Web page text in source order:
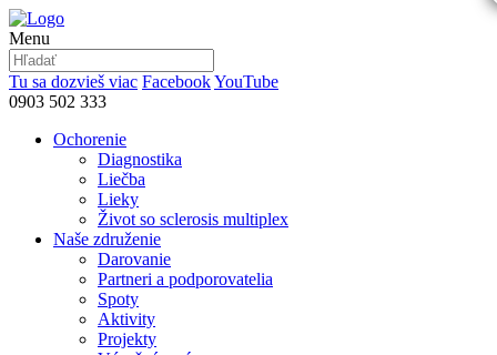
Menu
Tu sa dozvieš viac FacebookYouTube
0903 502 333
Ochorenie
Diagnostika
Liečba
Lieky
Život so sclerosis multiplex
Naše združenie
Darovanie
Partneri a podporovatelia
Spoty
Aktivity
Projekty